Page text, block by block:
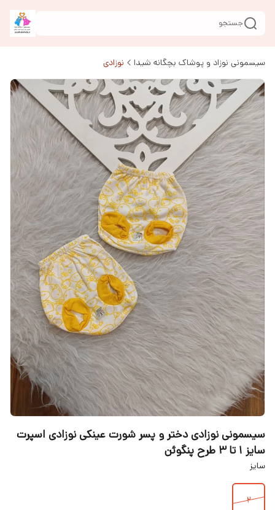
جستجو
سیسمونی نوزاد و پوشاک بچگانه شیدا نوزادی
سیسمونی نوزادی دختر و پسر شورت عینکی نوزادی اسپرت
سایز 1 تا 3 طرح پنگوئن
سایز
۲